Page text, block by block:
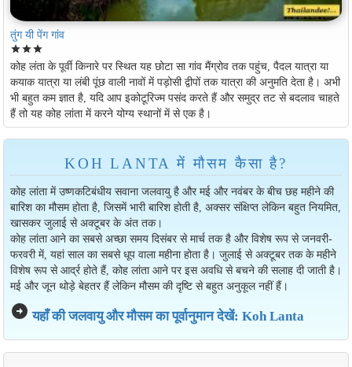
तुंग यी पेंग गांव
starstarstar
कोह लंता के पूर्वी किनारे पर स्थित यह छोटा सा गांव मैंग्रोव तक पहुंच, पैदल यात्रा या
कयाक यात्रा या लंबी पूंछ वाली नावों में पड़ोसी द्वीपों तक यात्रा की अनुमति देता है। अभी
भी बहुत कम ज्ञात है, यदि आप इकोटूरिज्म पसंद करते हैं और समुद्र तट से बदलाव चाहते
हैं तो यह कोह लांता में करने योग्य स्थानों में से एक है।
KOH LANTA में मौसम कैसा है?
कोह लांता में उष्णकटिबंधीय सवाना जलवायु है और मई और नवंबर के बीच छह महीने की
बारिश का मौसम होता है, जिसमें भारी बारिश होती है, अक्सर संक्षिप्त लेकिन बहुत नियमित,
खासकर जुलाई से अक्टूबर के अंत तक।
कोह लांता आने का सबसे अच्छा समय दिसंबर से मार्च तक है और विशेष रूप से जनवरी-
फरवरी में, यहां साल का सबसे धूप वाला महीना होता है। जुलाई से अक्टूबर तक के महीने
विशेष रूप से आर्द्र होते हैं, कोह लांता आने पर इस अवधि से बचने की सलाह दी जाती है।
मई और जून थोड़े बेहतर हैं लेकिन मौसम की दृष्टि से बहुत अनुकूल नहीं हैं।
arrow_circle_right यहाँ की जलवायु और मौसम का पूर्वानुमान देखें: Koh Lanta